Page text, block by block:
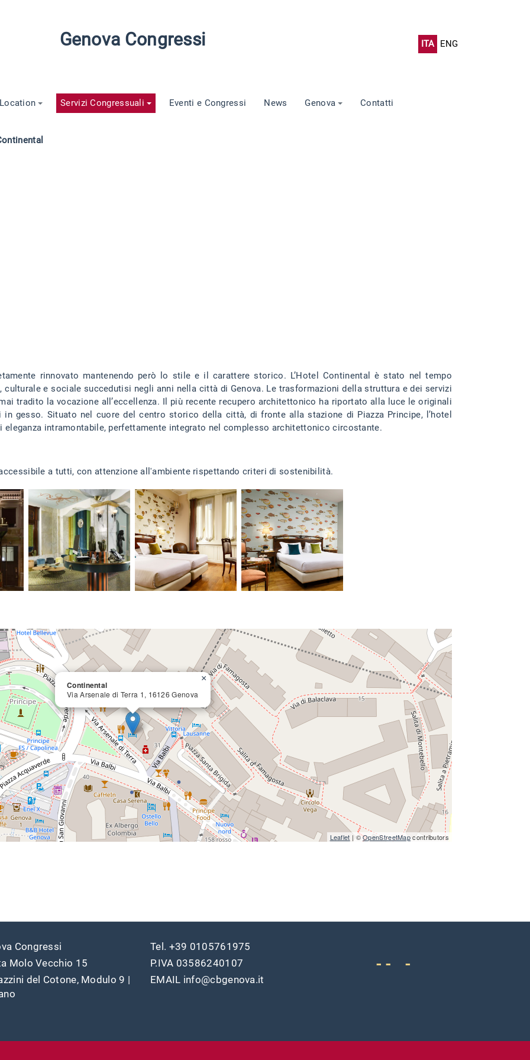
Genova Congressi ITA ENG
Servizi Congressuali Eventi e Congressi News Genova Contatti
rinnovato mantenendo però lo stile e il carattere storico. L’Hotel Continental è stato nel tempo
e sociale succedutisi negli anni nella città di Genova. Le trasformazioni della struttura e dei servizi
tradito la vocazione all’eccellenza. Il più recente recupero architettonico ha riportato alla luce le originali
gesso. Situato nel cuore del centro storico della città, di fronte alla stazione di Piazza Principe, l’hotel
intramontabile, perfettamente integrato nel complesso architettonico circostante.
a tutti, con attenzione all'ambiente rispettando criteri di sostenibilità.
Continental
Via Arsenale di Terra 1, 16126 Genova close
×
Leaflet | ©OpenStreetMapcontributors
Congressi
Molo Vecchio 15
del Cotone, Modulo 9 |
Tel. +39 0105761975
P.IVA 03586240107
EMAIL info@cbgenova.it